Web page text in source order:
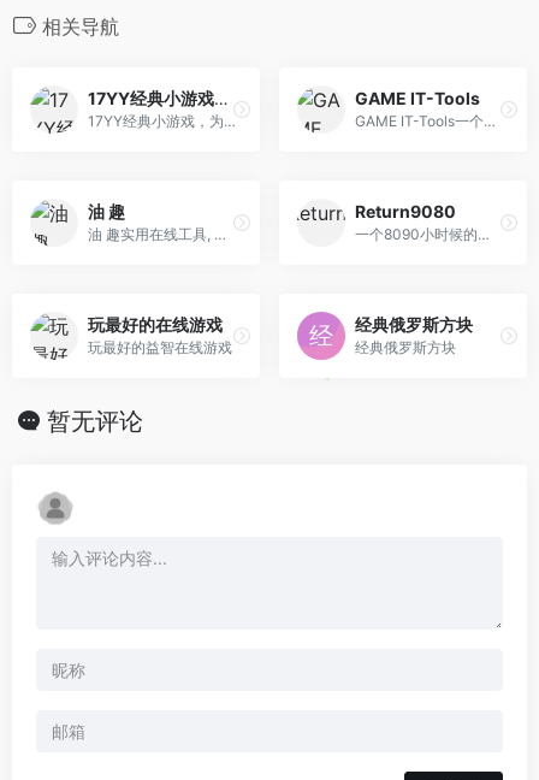
相关导航
17YY经典小游戏大全
17YY经典小游戏，为您免费提供包括动作、体育、益智、射击、冒险、策略、装扮、敏捷等各种类型经典小游戏大全。17yy小游戏，努力做国内最优秀的小游戏网站。17yy，一起玩玩吧。
GAME IT-Tools
GAME IT-Tools一个简单开源的网页摸鱼小游戏。
油 趣
油 趣实用在线工具, 趣味H5小游戏
Return9080
一个8090小时候的经典游戏网站
玩最好的在线游戏
玩最好的益智在线游戏
经典俄罗斯方块
经典俄罗斯方块
暂无评论